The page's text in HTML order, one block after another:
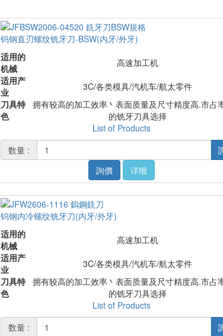
钨钢直刃螺纹铣牙刀-BSW(内牙/外牙)
适用的
机械
高速加工机
适用产
业
3C/各类模具/汽机车/航太零件
刀具特
色
拥有较高的加工效率丶表面质量及尺寸精度高.市占
的铣牙刀具选择
List of Products
数量 :
詢價
详细
钨钢内冷螺纹铣牙刀(内牙/外牙)
适用的
机械
高速加工机
适用产
业
3C/各类模具/汽机车/航太零件
刀具特
色
拥有较高的加工效率丶表面质量及尺寸精度高.市占
的铣牙刀具选择
List of Products
数量 :